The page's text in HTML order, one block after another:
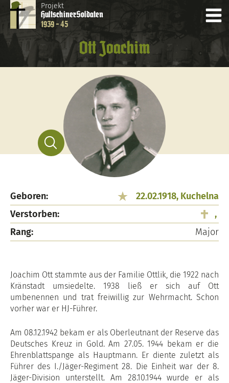
Projekt
HultschinerSoldaten
1939 - 45
Ott Joachim
Geboren:
22.02.1918, Kuchelna
Verstorben:
,
Rang:
Major
Joachim Ott stammte aus der Familie Ottlik, die 1922 nach
Kränstadt umsiedelte. 1938 ließ er sich auf Ott
umbenennen und trat freiwillig zur Wehrmacht. Schon
vorher war er HJ-Führer.
Am 08.12.1942 bekam er als Oberleutnant der Reserve das
Deutsches Kreuz in Gold. Am 27.05. 1944 bekam er die
Ehrenblattspange als Hauptmann. Er diente zuletzt als
Führer des I./Jäger-Regiment 28. Die Einheit war der 8.
Jäger-Division unterstellt. Am 28.10.1944 wurde er als